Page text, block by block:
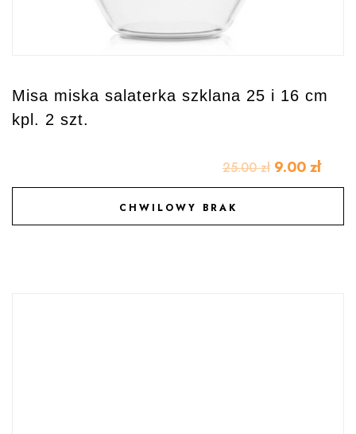
Misa miska salaterka szklana 25 i 16 cm
kpl. 2 szt.
25.00zł 9.00 zł
CHWILOWY BRAK
DODAJ DO ULUBIONYCH